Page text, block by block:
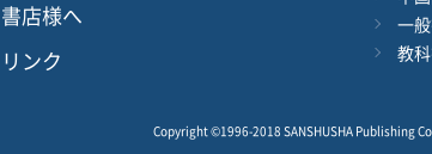
書店様へ
リンク
一
教
Copyright ©1996-2018 SANSHUSHA Publishing